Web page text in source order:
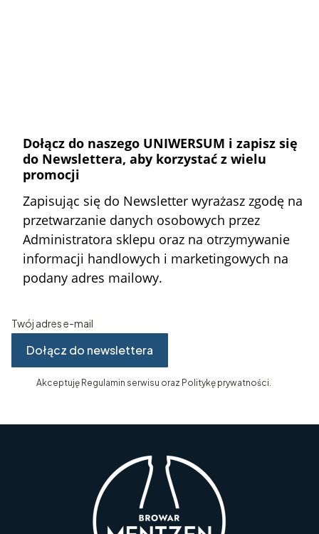
Dołącz do naszego UNIWERSUM i zapisz się
do Newslettera, aby korzystać z wielu
promocji
Zapisując się do Newsletter wyrażasz zgodę na
przetwarzanie danych osobowych przez
Administratora sklepu oraz na otrzymywanie
informacji handlowych i marketingowych na
podany adres mailowy.
Twój adres e-mail
Dołącz do newslettera
Akceptuję Regulamin serwisu oraz Politykę prywatności.